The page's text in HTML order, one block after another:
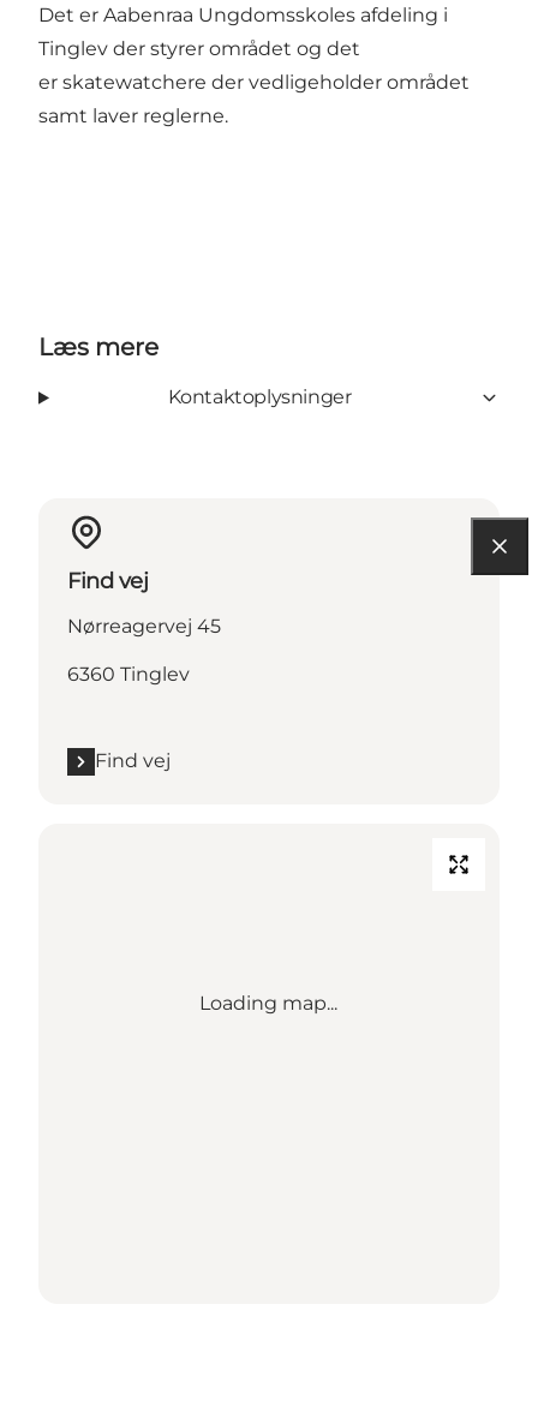
Det er Aabenraa Ungdomsskoles afdeling i
Tinglev der styrer området og det
er skatewatchere der vedligeholder området
samt laver reglerne.
Læs mere
Kontaktoplysninger
Find vej
Nørreagervej 45
6360 Tinglev
Find vej
Loading map...